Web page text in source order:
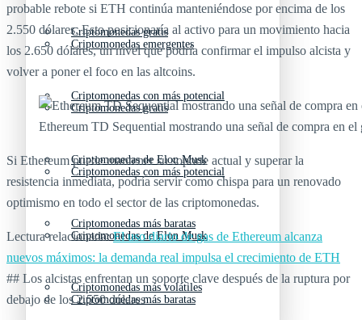
Criptomonedas gratis
Criptomonedas con más potencial
Criptomonedas de Elon Musk
Criptomonedas más baratas
Criptomonedas más volátiles
Criptomonedas emergentes
Criptomonedas gratis
Criptomonedas con más potencial
Criptomonedas de Elon Musk
Criptomonedas más baratas
probable rebote si ETH continúa manteniéndose por encima de los
2.550 dólares. Esto posicionaría al activo para un movimiento hacia
los 2.650 dólares, un nivel que podría confirmar el impulso alcista y
volver a poner el foco en las altcoins.
Ethereum TD Sequential mostrando una señal de compra en
Si Ethereum puede mantener su soporte actual y superar la
resistencia inmediata, podría servir como chispa para un renovado
optimismo en todo el sector de las criptomonedas.
Lectura relacionada:El uso diario de gas de Ethereum alcanza
nuevos máximos: la demanda real impulsa el crecimiento de ETH
## Los alcistas enfrentan un soporte clave después de la ruptura por
debajo de los 2.550 dólares